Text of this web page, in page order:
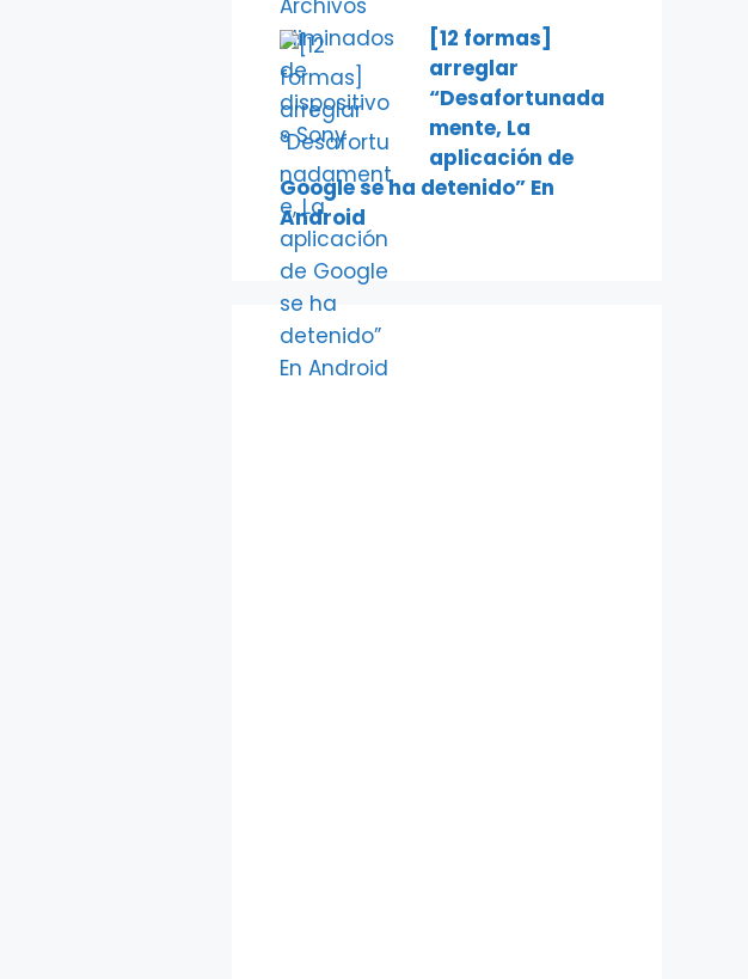
[12 formas]
arreglar
“Desafortunada
mente, La
aplicación de
Google se ha detenido” En
Android